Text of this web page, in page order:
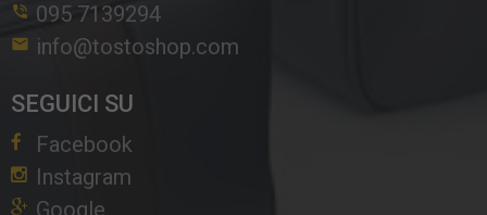
095 7139294
info@tostoshop.com
SEGUICI SU
Facebook
Instagram
Google